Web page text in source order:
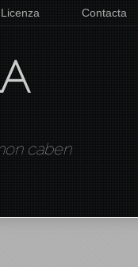
Licenza Contacta
caben